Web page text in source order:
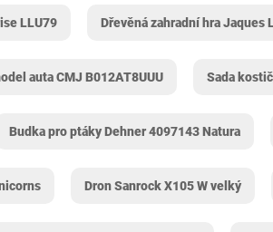
LLU79 Dřevěná zahradní hra Jaques
auta CMJ B012AT8UUU Sada
Budka pro ptáky Dehner 4097143 Natura
Dron Sanrock X105 W velký